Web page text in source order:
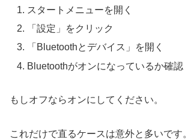
スタートメニューを開く
「設定」をクリック
「Bluetoothとデバイス」を開く
Bluetoothがオンになっているか確認
もしオフならオンにしてください。
これだけで直るケースは意外と多いです。